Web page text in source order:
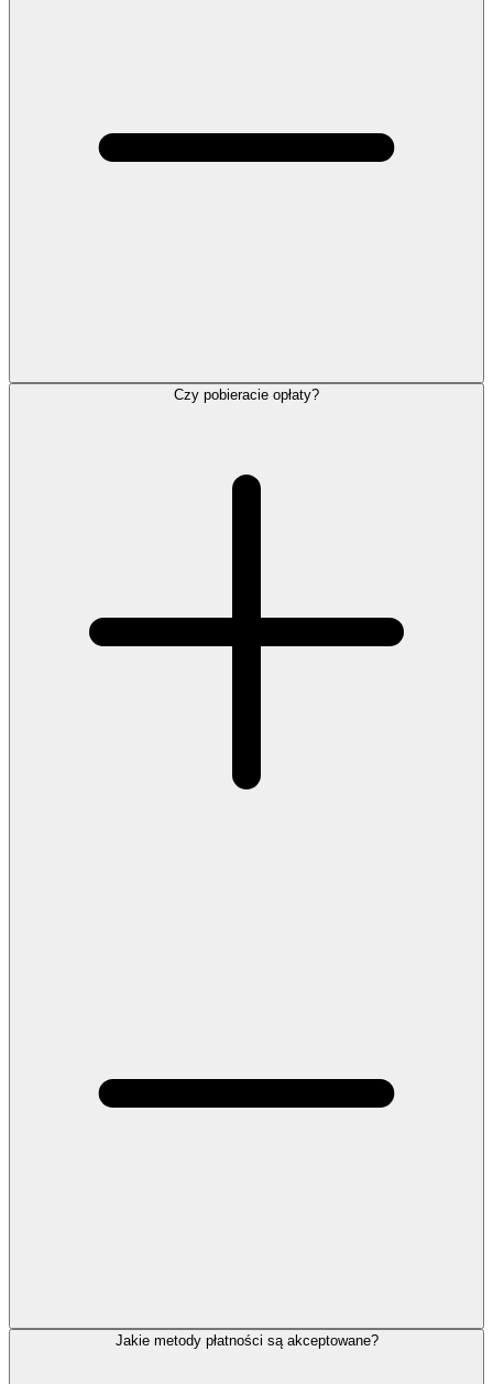
Czy pobieracie opłaty?
Jakie metody płatności są akceptowane?